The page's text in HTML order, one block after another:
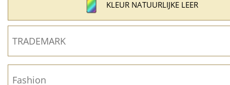
KLEUR NATUURLIJKE LEER